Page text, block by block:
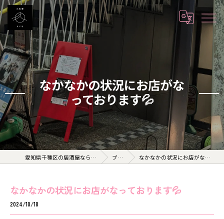
なかなかの状況にお店がな
っております💦
愛知県千種区の居酒屋なら小料理 久 KYU ブログ なかなかの状況にお店がなっております💦
なかなかの状況にお店がなっております💦
2024/10/18